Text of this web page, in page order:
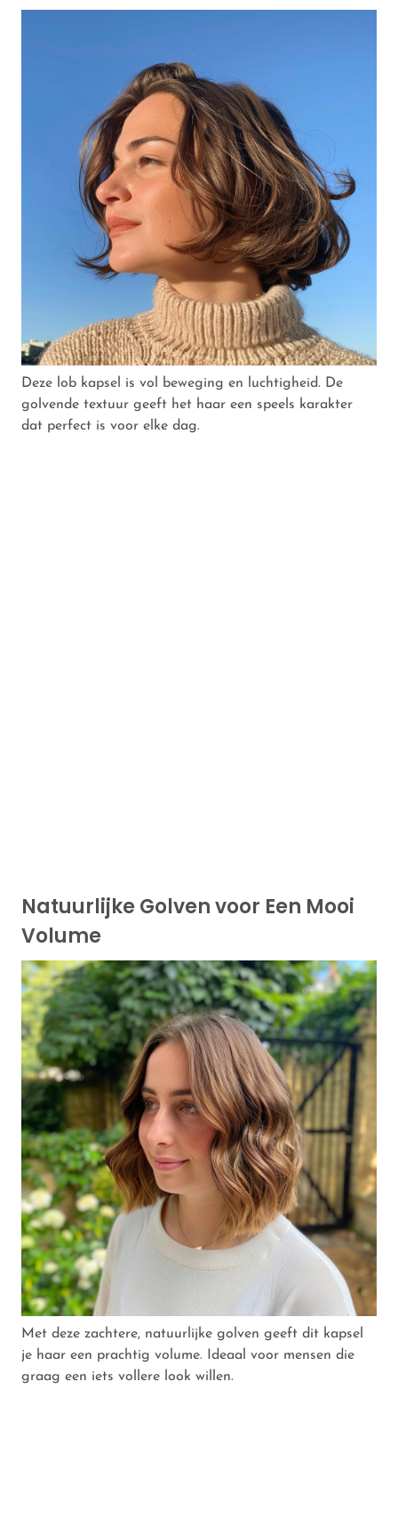
Deze lob kapsel is vol beweging en luchtigheid. De
golvende textuur geeft het haar een speels karakter
dat perfect is voor elke dag.
Natuurlijke Golven voor Een Mooi
Volume
Met deze zachtere, natuurlijke golven geeft dit kapsel
je haar een prachtig volume. Ideaal voor mensen die
graag een iets vollere look willen.